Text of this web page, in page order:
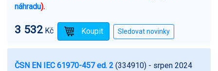
náhradu).
3 532 Kč
ČSN EN IEC 61970-457 ed. 2 (334910) - srpen 2024